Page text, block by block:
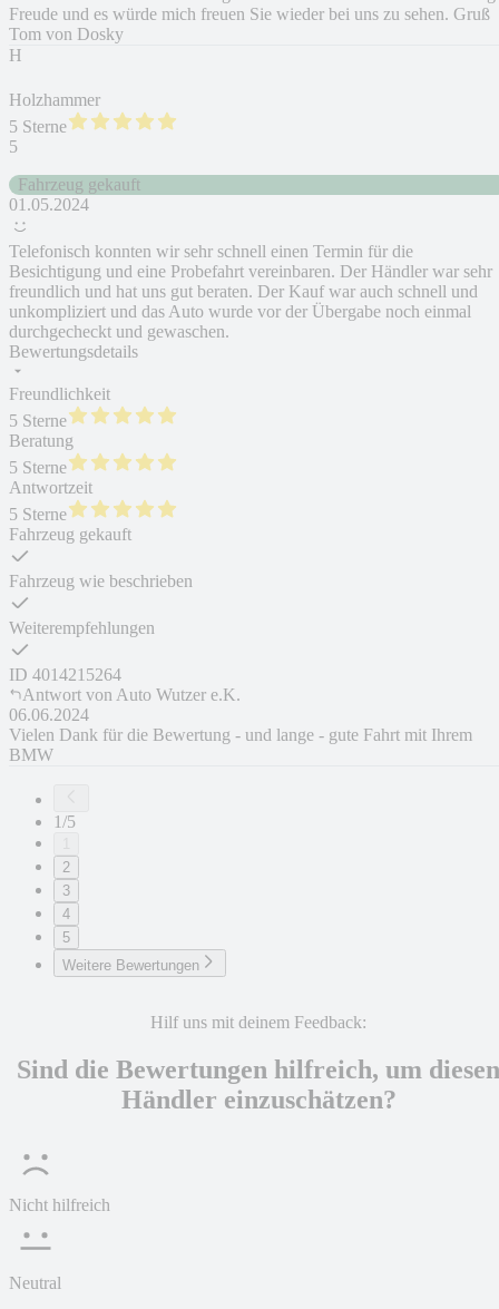
Freude und es würde mich freuen Sie wieder bei uns zu sehen. Gruß
Tom von Dosky
H
Holzhammer
5 Sterne
5
Fahrzeug gekauft
01.05.2024
Telefonisch konnten wir sehr schnell einen Termin für die
Besichtigung und eine Probefahrt vereinbaren. Der Händler war sehr
freundlich und hat uns gut beraten. Der Kauf war auch schnell und
unkompliziert und das Auto wurde vor der Übergabe noch einmal
durchgecheckt und gewaschen.
Bewertungsdetails
Freundlichkeit
5 Sterne
Beratung
5 Sterne
Antwortzeit
5 Sterne
Fahrzeug gekauft
Fahrzeug wie beschrieben
Weiterempfehlungen
ID 4014215264
Antwort von Auto Wutzer e.K.
06.06.2024
Vielen Dank für die Bewertung - und lange - gute Fahrt mit Ihrem
BMW
1/5
2
3
4
5
Weitere Bewertungen
Hilf uns mit deinem Feedback:
Sind die Bewertungen hilfreich, um diesen
Händler einzuschätzen?
Nicht hilfreich
Neutral